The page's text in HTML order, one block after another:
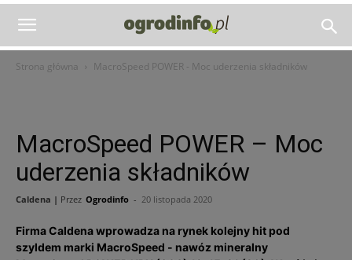
Strona główna MacroSpeed POWER - Moc uderzenia składników
MacroSpeed POWER – Moc
uderzenia składników
Caldena | Przez Ogrodinfo - 20 listopada 2020
Firma Caldena wprowadza na rynek kolejny hit pod
szyldem marki MacroSpeed - nawóz mineralny